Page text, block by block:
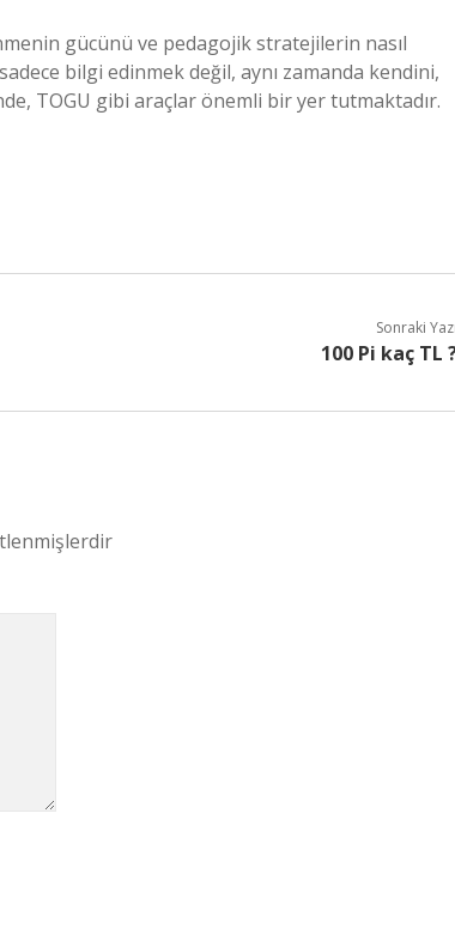
gücünü ve pedagojik stratejilerin nasıl
bilgi edinmek değil, aynı zamanda kendini,
TOGU gibi araçlar önemli bir yer tutmaktadır.
Sonraki
100 Pi kaç TL